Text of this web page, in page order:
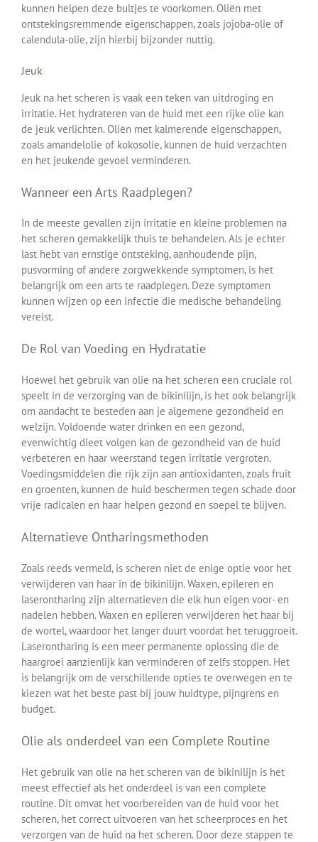
kunnen helpen deze bultjes te voorkomen. Oliën met
ontstekingsremmende eigenschappen, zoals jojoba-olie of
calendula-olie, zijn hierbij bijzonder nuttig.
Jeuk
Jeuk na het scheren is vaak een teken van uitdroging en
irritatie. Het hydrateren van de huid met een rijke olie kan
de jeuk verlichten. Oliën met kalmerende eigenschappen,
zoals amandelolie of kokosolie, kunnen de huid verzachten
en het jeukende gevoel verminderen.
Wanneer een Arts Raadplegen?
In de meeste gevallen zijn irritatie en kleine problemen na
het scheren gemakkelijk thuis te behandelen. Als je echter
last hebt van ernstige ontsteking, aanhoudende pijn,
pusvorming of andere zorgwekkende symptomen, is het
belangrijk om een arts te raadplegen. Deze symptomen
kunnen wijzen op een infectie die medische behandeling
vereist.
De Rol van Voeding en Hydratatie
Hoewel het gebruik van olie na het scheren een cruciale rol
speelt in de verzorging van de bikinilijn, is het ook belangrijk
om aandacht te besteden aan je algemene gezondheid en
welzijn. Voldoende water drinken en een gezond,
evenwichtig dieet volgen kan de gezondheid van de huid
verbeteren en haar weerstand tegen irritatie vergroten.
Voedingsmiddelen die rijk zijn aan antioxidanten, zoals fruit
en groenten, kunnen de huid beschermen tegen schade door
vrije radicalen en haar helpen gezond en soepel te blijven.
Alternatieve Ontharingsmethoden
Zoals reeds vermeld, is scheren niet de enige optie voor het
verwijderen van haar in de bikinilijn. Waxen, epileren en
laserontharing zijn alternatieven die elk hun eigen voor- en
nadelen hebben. Waxen en epileren verwijderen het haar bij
de wortel, waardoor het langer duurt voordat het teruggroeit.
Laserontharing is een meer permanente oplossing die de
haargroei aanzienlijk kan verminderen of zelfs stoppen. Het
is belangrijk om de verschillende opties te overwegen en te
kiezen wat het beste past bij jouw huidtype, pijngrens en
budget.
Olie als onderdeel van een Complete Routine
Het gebruik van olie na het scheren van de bikinilijn is het
meest effectief als het onderdeel is van een complete
routine. Dit omvat het voorbereiden van de huid voor het
scheren, het correct uitvoeren van het scheerproces en het
verzorgen van de huid na het scheren. Door deze stappen te